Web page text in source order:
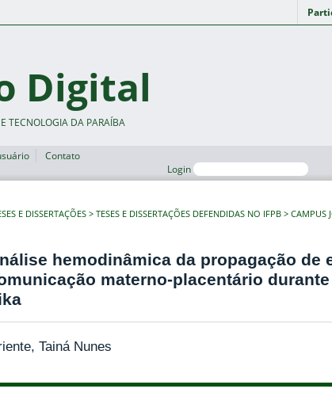
Digital
TECNOLOGIA DA PARAÍBA
Contato
Login
E DISSERTAÇÕES TESES E DISSERTAÇÕES DEFENDIDAS NO IFPB CAMPUS
hemodinâmica da propagação de
materno-placentário
Tainá Nunes